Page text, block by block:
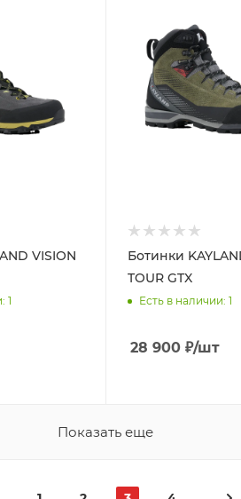
VISION
: 1
Ботинки
TOUR GTX
Есть в наличии: 1
28 900₽/шт
Показать еще